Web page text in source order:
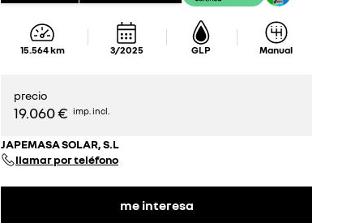
15.564km 3/2025 GLP Manual
precio
19.060 € imp. incl.
JAPEMASA SOLAR, S.L
llamar por teléfono
me interesa